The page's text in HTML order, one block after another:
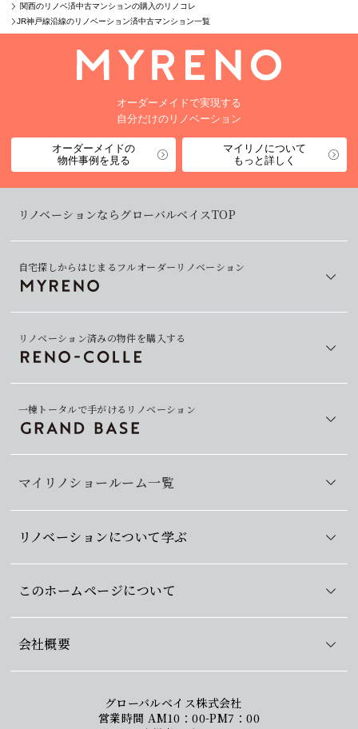
関西のリノベ済中古マンションの購入のリノコレ
JR神戸線沿線のリノベーション済中古マンション一覧
オーダーメイドで実現する
自分だけのリノベーション
オーダーメイドの
物件事例を見る
マイリノについて
もっと詳しく
リノベーションならグローバルベイスTOP
自宅探しからはじまるフルオーダーリノベーション
マイリノショールーム一覧
リノベーション済みの物件を購入する
一棟トータルで手がけるリノベーション
リノベーションについて学ぶ
このホームページについて
会社概要
グローバルベイス株式会社
営業時間 AM10：00-PM7：00